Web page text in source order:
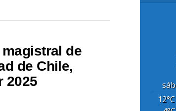
de
de Chile,
2025
sáb
12°C